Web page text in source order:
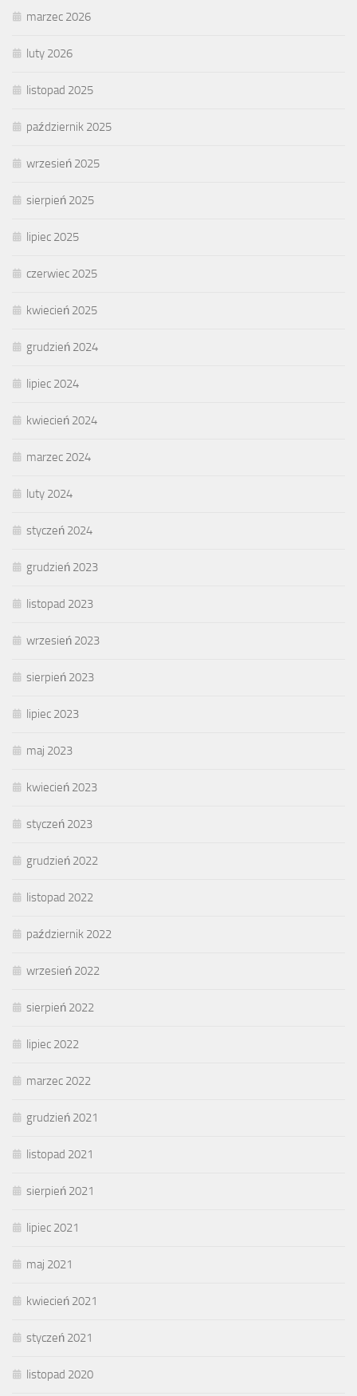
marzec 2026
luty 2026
listopad 2025
październik 2025
wrzesień 2025
sierpień 2025
lipiec 2025
czerwiec 2025
kwiecień 2025
grudzień 2024
lipiec 2024
kwiecień 2024
marzec 2024
luty 2024
styczeń 2024
grudzień 2023
listopad 2023
wrzesień 2023
sierpień 2023
lipiec 2023
maj 2023
kwiecień 2023
styczeń 2023
grudzień 2022
listopad 2022
październik 2022
wrzesień 2022
sierpień 2022
lipiec 2022
marzec 2022
grudzień 2021
listopad 2021
sierpień 2021
lipiec 2021
maj 2021
kwiecień 2021
styczeń 2021
listopad 2020